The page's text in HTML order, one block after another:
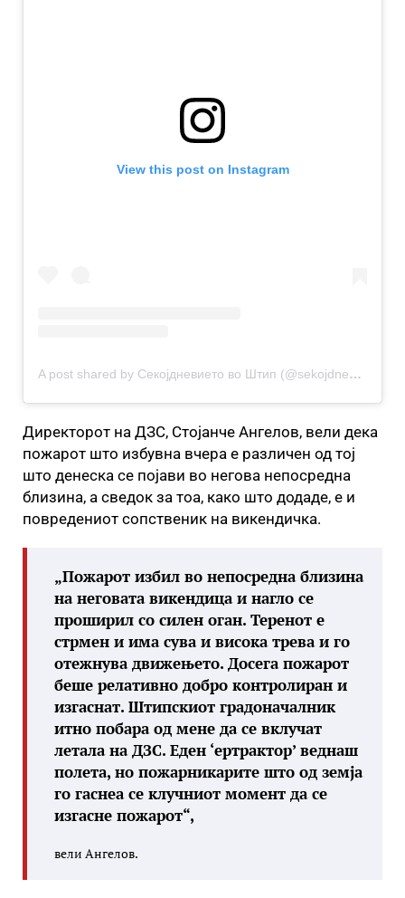
View this post on Instagram
A post shared by Секојдневието во Штип (@sekojdnevietovoshtip)
Директорот на ДЗС, Стојанче Ангелов, вели дека
пожарот што избувна вчера е различен од тој
што денеска се појави во негова непосредна
близина, а сведок за тоа, како што додаде, е и
повредениот сопственик на викендичка.
„Пожарот избил во непосредна близина
на неговата викендица и нагло се
проширил со силен оган. Теренот е
стрмен и има сува и висока трева и го
отежнува движењето. Досега пожарот
беше релативно добро контролиран и
изгаснат. Штипскиот градоначалник
итно побара од мене да се вклучат
летала на ДЗС. Еден ‘ертрактор’ веднаш
полета, но пожарникарите што од земја
го гаснеа се клучниот момент да се
изгасне пожарот“,
вели Ангелов.